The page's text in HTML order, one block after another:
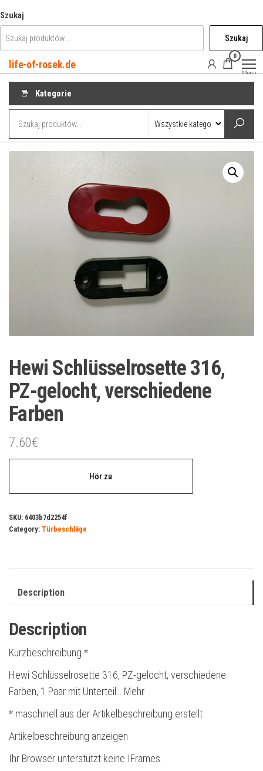
do
treści
Szukaj
Szukaj
life-of-rosek.de
0
Menu
Kategorie
Hewi Schlüsselrosette 316,
PZ-gelocht, verschiedene
Farben
7.60€
Hör zu
SKU: 6403b7d2254f
Category: Türbeschläge
Description
Description
Kurzbeschreibung *
Hewi Schlüsselrosette 316, PZ-gelocht, verschiedene
Farben, 1 Paar mit Unterteil… Mehr
* maschinell aus der Artikelbeschreibung erstellt
Artikelbeschreibung anzeigen
Ihr Browser unterstützt keine IFrames.